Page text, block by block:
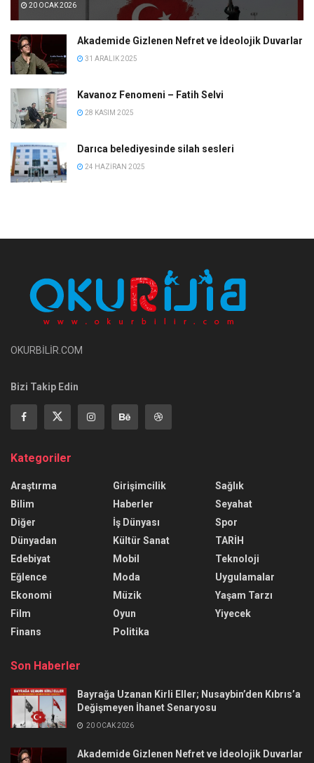
20 OCAK 2026
Akademide Gizlenen Nefret ve İdeolojik Duvarlar
31 ARALIK 2025
Kavanoz Fenomeni – Fatih Selvi
28 KASIM 2025
Darıca belediyesinde silah sesleri
24 HAZIRAN 2025
OKURBİLİR.COM
Bizi Takip Edin
Kategoriler
Araştırma
Bilim
Diğer
Dünyadan
Edebiyat
Eğlence
Ekonomi
Film
Finans
Girişimcilik
Haberler
İş Dünyası
Kültür Sanat
Mobil
Moda
Müzik
Oyun
Politika
Sağlık
Seyahat
Spor
TARİH
Teknoloji
Uygulamalar
Yaşam Tarzı
Yiyecek
Son Haberler
Bayrağa Uzanan Kirli Eller; Nusaybin’den Kıbrıs’a
Değişmeyen İhanet Senaryosu
20 OCAK 2026
Akademide Gizlenen Nefret ve İdeolojik Duvarlar